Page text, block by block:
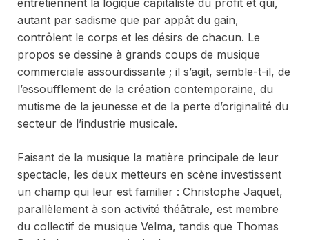
entretiennent la logique capitaliste du profit et qui,
autant par sadisme que par appât du gain,
contrôlent le corps et les désirs de chacun. Le
propos se dessine à grands coups de musique
commerciale assourdissante ; il s’agit, semble-t-il, de
l’essoufflement de la création contemporaine, du
mutisme de la jeunesse et de la perte d’originalité du
secteur de l’industrie musicale.
Faisant de la musique la matière principale de leur
spectacle, les deux metteurs en scène investissent
un champ qui leur est familier : Christophe Jaquet,
parallèlement à son activité théâtrale, est membre
du collectif de musique Velma, tandis que Thomas